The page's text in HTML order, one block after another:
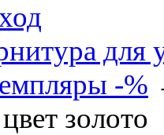
для
-%
золото